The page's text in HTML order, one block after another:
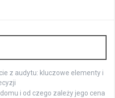
z audytu: kluczowe elementy i
i od czego zależy jego cena